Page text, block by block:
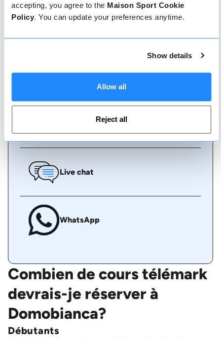
accepting, you agree to the Maison Sport Cookie
Policy. You can update your preferences anytime.
Show details
Allow all
Reject all
Réserver avec nous ne pourrait pas être plus
simple, notre équipe amicale et experte est
toujours prête à vous aider - réservez
si vous avez besoin d'aide.
Réserver en ligne
Appelez-nous
Live chat
WhatsApp
Combien de cours télémark
devrais-je réserver à
Domobianca?
Débutants